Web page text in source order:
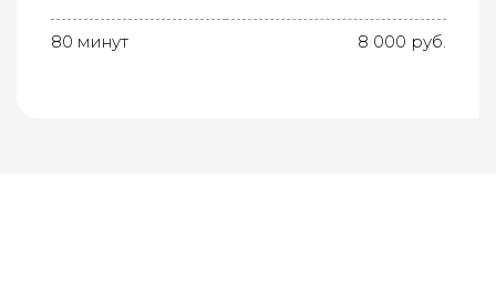
80 минут 8 000 руб.